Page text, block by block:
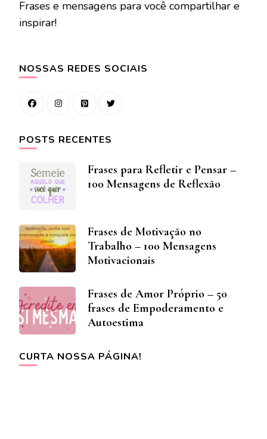
Frases e mensagens para você compartilhar e
inspirar!
NOSSAS REDES SOCIAIS
POSTS RECENTES
Frases para Refletir e Pensar –
100 Mensagens de Reflexão
Frases de Motivação no
Trabalho – 100 Mensagens
Motivacionais
Frases de Amor Próprio – 50
frases de Empoderamento e
Autoestima
CURTA NOSSA PÁGINA!